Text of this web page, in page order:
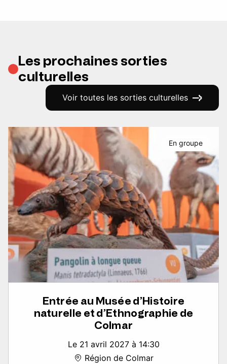
Les prochaines sorties
culturelles
Voir toutes les sorties culturelles
Entrée au Musée d’Histoire
naturelle et d’Ethnographie de
Colmar
Le 21 avril 2027 à 14:30
Région de Colmar
En groupe